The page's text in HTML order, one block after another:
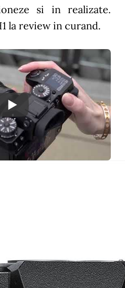
si in realizate.
la review in curand.